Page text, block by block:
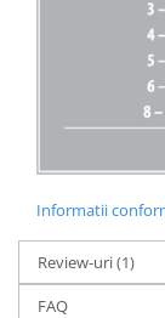
Informatii
Review-uri(1)
FAQ